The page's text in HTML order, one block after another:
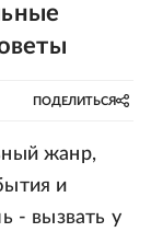
ПОДЕЛИТЬСЯ
жанр,
и
- вызвать у